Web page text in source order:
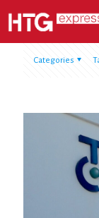
Categories